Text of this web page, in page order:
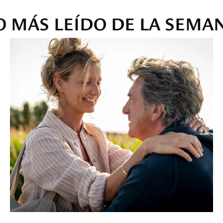
MÁS LEÍDO DE LA